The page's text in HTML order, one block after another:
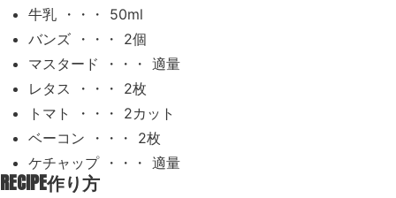
牛乳 ・・・ 50ml
バンズ ・・・ 2個
マスタード ・・・ 適量
レタス ・・・ 2枚
トマト ・・・ 2カット
ベーコン ・・・ 2枚
ケチャップ ・・・ 適量
RECIPE作り方